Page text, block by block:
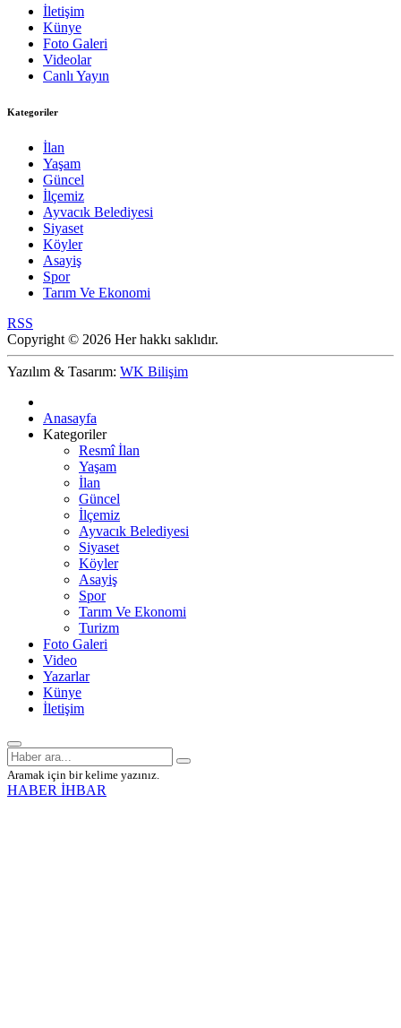
İletişim
Künye
Foto Galeri
Videolar
Canlı Yayın
Kategoriler
İlan
Yaşam
Güncel
İlçemiz
Ayvacık Belediyesi
Siyaset
Köyler
Asayiş
Spor
Tarım Ve Ekonomi
RSS
Copyright © 2026 Her hakkı saklıdır.
Yazılım & Tasarım: WK Bilişim
Anasayfa
Kategoriler
Resmî İlan
Yaşam
İlan
Güncel
İlçemiz
Ayvacık Belediyesi
Siyaset
Köyler
Asayiş
Spor
Tarım Ve Ekonomi
Turizm
Foto Galeri
Video
Yazarlar
Künye
İletişim
Aramak için bir kelime yazınız.
HABER İHBAR